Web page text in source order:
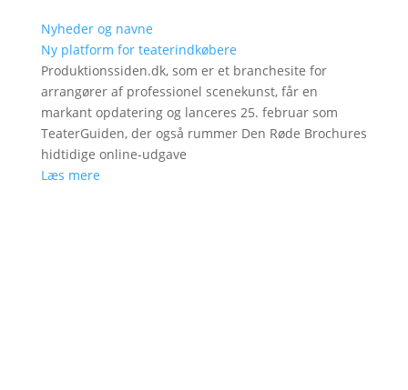
Nyheder og navne
Ny platform for teaterindkøbere
Produktionssiden.dk, som er et branchesite for
arrangører af professionel scenekunst, får en
markant opdatering og lanceres 25. februar som
TeaterGuiden, der også rummer Den Røde Brochures
hidtidige online-udgave
Læs mere